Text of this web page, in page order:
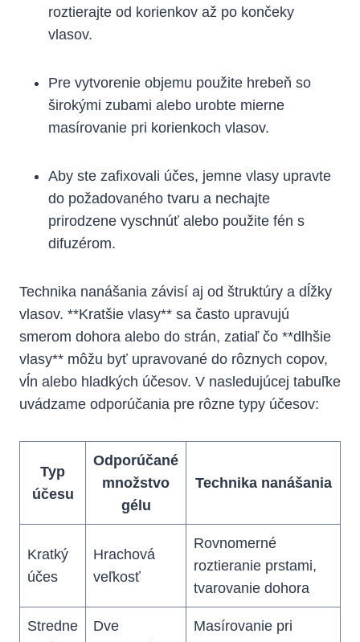
roztierajte od korienkov až po končeky
vlasov.
Pre vytvorenie objemu použite hrebeň so
širokými zubami alebo urobte mierne
masírovanie pri korienkoch vlasov.
Aby ste zafixovali účes, jemne vlasy upravte
do požadovaného tvaru a nechajte
prirodzene vyschnúť alebo použite fén s
difuzérom.
Technika nanášania závisí aj od štruktúry a dĺžky
vlasov. **Kratšie vlasy** sa často upravujú
smerom dohora alebo do strán, zatiaľ čo **dlhšie
vlasy** môžu byť upravované do rôznych copov,
vĺn alebo hladkých účesov. V nasledujúcej tabuľke
uvádzame odporúčania pre rôzne typy účesov:
Typ
účesu
Odporúčané
množstvo
gélu
Technika nanášania
Kratký
účes
Hrachová
veľkosť
Rovnomerné
roztieranie prstami,
tvarovanie dohora
Stredne
Dve
Masírovanie pri